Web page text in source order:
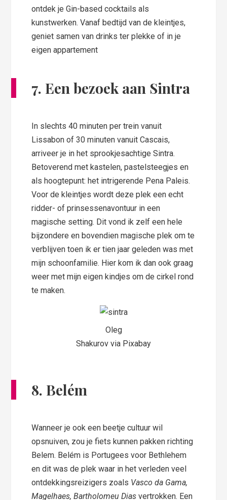
ontdek je Gin-based cocktails als
kunstwerken. Vanaf bedtijd van de kleintjes,
geniet samen van drinks ter plekke of in je
eigen appartement
7. Een bezoek aan Sintra
In slechts 40 minuten per trein vanuit
Lissabon of 30 minuten vanuit Cascais,
arriveer je in het sprookjesachtige Sintra.
Betoverend met kastelen, pastelsteegjes en
als hoogtepunt: het intrigerende Pena Paleis.
Voor de kleintjes wordt deze plek een echt
ridder- of prinsessenavontuur in een
magische setting. Dit vond ik zelf een hele
bijzondere en bovendien magische plek om te
verblijven toen ik er tien jaar geleden was met
mijn schoonfamilie. Hier kom ik dan ook graag
weer met mijn eigen kindjes om de cirkel rond
te maken.
Oleg
Shakurov via Pixabay
8. Belém
Wanneer je ook een beetje cultuur wil
opsnuiven, zou je fiets kunnen pakken richting
Belem. Belém is Portugees voor Bethlehem
en dit was de plek waar in het verleden veel
ontdekkingsreizigers zoals Vasco da Gama,
Magelhaes, Bartholomeu Dias vertrokken. Een